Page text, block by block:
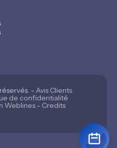
- Avis Clients
de confidentialité
Weblines - Credits